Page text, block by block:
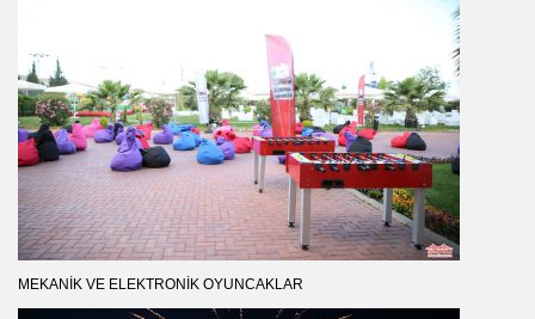
MEKANIK VE ELEKTRONIK OYUNCAKLAR